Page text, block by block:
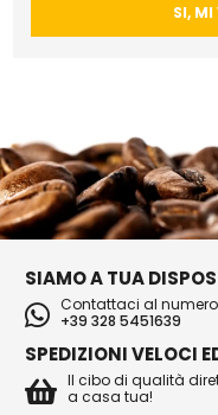
SI, MI
SIAMO A TUA
Contattaci al numero
+39 328 5451639
SPEDIZIONI VELOCI
Il cibo di qualità
a casa tua!